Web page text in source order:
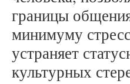
границы
минимуму
устраняет
культурных